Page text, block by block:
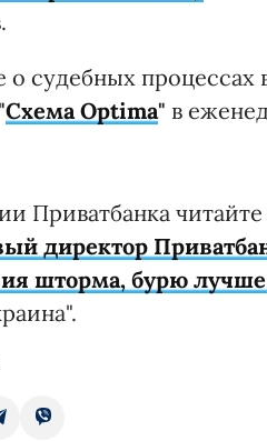
о судебных процессах
Схема Optima" в
Приватбанка
директор
шторма, бурю